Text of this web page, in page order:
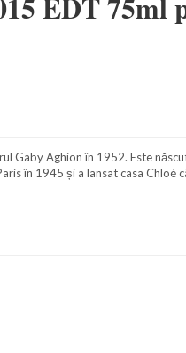
Gaby Aghion în 1952. Este
în 1945 și a lansat casa Chloé